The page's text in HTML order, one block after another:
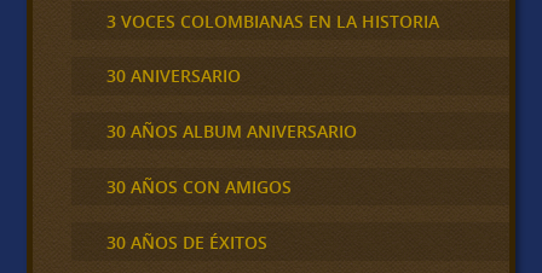
3 VOCES COLOMBIANAS EN LA HISTORIA
30 ANIVERSARIO
30 AÑOS ALBUM ANIVERSARIO
30 AÑOS CON AMIGOS
30 AÑOS DE ÉXITOS